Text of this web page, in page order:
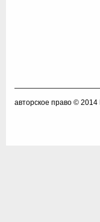
авторское право © 2014